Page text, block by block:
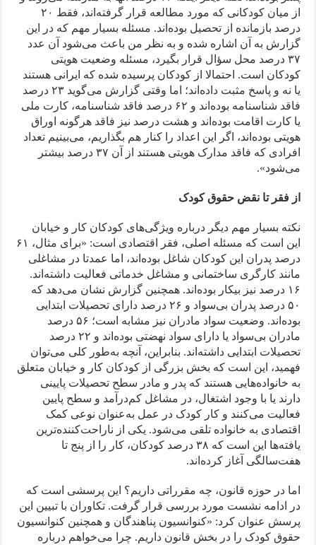
از میان کودکانی که مورد مطالعه قرار گرفته‌اند، فقط ۲۰
درصد بازمانده از تحصیل بوده‌اند. مسئله بسیار مهم که در این
گزارش به آن اشاره شده و به نظر من باعث می‌شود آن عدد
۳۷ درصد محل سؤال قرار بگیرد، مسئله وضعیت هویتی
کودکان است. احتمالا از کودکان پرسیده شده که ایرانی هستند
یا نه و پاسخ مثبت داده‌اند؛ اما وقتی گزارش می‌گوید ۲۳ درصد
فاقد شناسنامه بوده‌اند و ۶۲ درصد فاقد شناسنامه، کارت ملی
یا کارت اقامت بوده‌اند و هشت درصد نیز فاقد هرگونه اوراق
هویتی بوده‌اند، اگر این اعداد را کنار هم بگذاریم، می‌بینیم تعداد
افرادی که فاقد مدارک هویتی هستند از آن ۳۷ درصد بیشتر
می‌شود».
از فقر تا نقض حقوق کودک
نکته بسیار مهم دیگر درباره ویژگی‌های کودکان کار و خیابان
این است که مسئله اصلی، فقر اقتصادی است: «برای مثال، ۶۱
درصد پدران این کودکان شاغل بوده‌اند، اما عمدتا در مشاغلی
مانند کارگری ساختمانی و مشاغل خدماتی فعالیت داشته‌اند.
۱۶ درصد نیز بیکار بوده‌اند. همچنین گزارش نشان می‌دهد که
۵۰ درصد پدران بی‌سواد و ۲۶ درصد دارای تحصیلات ابتدایی
بوده‌اند. وضعیت سواد مادران نیز مشابه است؛ ۵۶ درصد
مادران بی‌سواد یا دارای سواد نهضتی بوده‌اند و ۲۲ درصد
تحصیلات ابتدایی داشته‌اند. بنابراین، آنچه به‌طور کلی می‌توان
فهمید، این است که بخش بزرگی از کودکان کار و خیابان متعلق
به خانواده‌هایی هستند که پدر و مادر سطح تحصیلات پایینی
دارند یا با وجود اشتغال، در مشاغل کم‌درآمد و سطح پایین
فعالیت می‌کنند و کار کودک در عمل به‌عنوان نوعی کمک
اقتصادی به خانواده تلقی می‌شود. یکی از ناراحت‌کننده‌ترین
یافته‌ها این است که ۳۸ درصد کودکان، کار را از پنج تا
هفت‌سالگی آغاز کرده‌اند.
اما در حوزه قانون، چه مقرراتی داریم؟ این پرسشی است که
در ادامه نشست مورد بررسی قرار گرفت. تکاوران با تبیین این
پرسش عنوان کرد: «کنوانسیون پناهندگان و همچنین کنوانسیون
حقوق کودک را در بخش قانون داریم. چرا می‌خواهم درباره